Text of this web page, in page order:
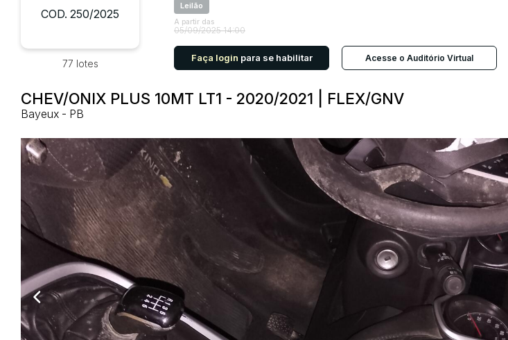
COD. 250/2025
77 lotes
Leilão
A partir das
05/09/2025 14:00
Faça login para se habilitar Acesse o Auditório Virtual
CHEV/ONIX PLUS 10MT LT1 - 2020/2021 | FLEX/GNV
Bayeux - PB